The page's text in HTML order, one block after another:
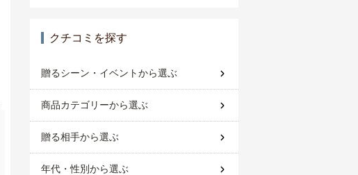
クチコミを探す
贈るシーン・イベントから選ぶ
商品カテゴリーから選ぶ
贈る相手から選ぶ
年代・性別から選ぶ